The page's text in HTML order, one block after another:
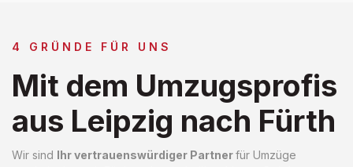
4 GRÜNDE FÜR UNS
Mit dem Umzugsprofis
aus Leipzig nach Fürth
Wir sind Ihr vertrauenswürdiger Partnerfür Umzüge